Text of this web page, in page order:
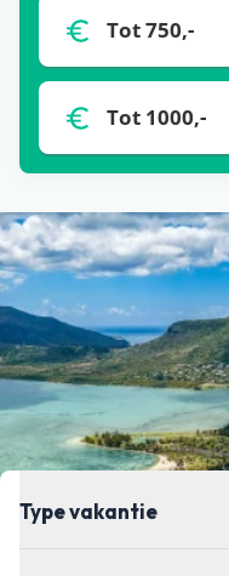
onze partners. Het
de prijs verandert.
de meest actuele
doorklikken naar de
Tot 750,-
Tot 1000,-
Type vakantie